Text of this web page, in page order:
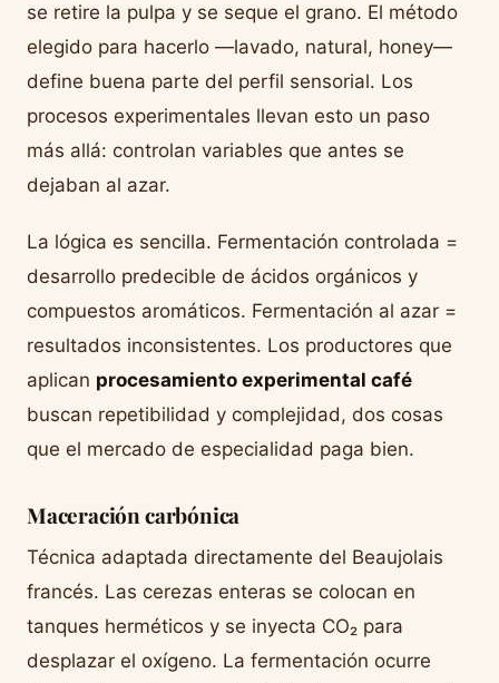
se retire la pulpa y se seque el grano. El método
elegido para hacerlo —lavado, natural, honey—
define buena parte del perfil sensorial. Los
procesos experimentales llevan esto un paso
más allá: controlan variables que antes se
dejaban al azar.
La lógica es sencilla. Fermentación controlada =
desarrollo predecible de ácidos orgánicos y
compuestos aromáticos. Fermentación al azar =
resultados inconsistentes. Los productores que
aplican procesamiento experimental café
buscan repetibilidad y complejidad, dos cosas
que el mercado de especialidad paga bien.
Maceración carbónica
Técnica adaptada directamente del Beaujolais
francés. Las cerezas enteras se colocan en
tanques herméticos y se inyecta CO₂ para
desplazar el oxígeno. La fermentación ocurre